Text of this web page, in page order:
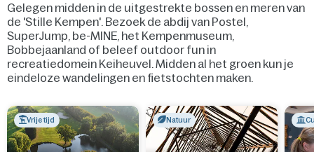
Gelegen midden in de uitgestrekte bossen en meren van
de 'Stille Kempen'. Bezoek de abdij van Postel,
SuperJump, be-MINE, het Kempenmuseum,
Bobbejaanland of beleef outdoor fun in
recreatiedomein Keiheuvel. Midden al het groen kun je
eindeloze wandelingen en fietstochten maken.
Vrije tijd Natuur